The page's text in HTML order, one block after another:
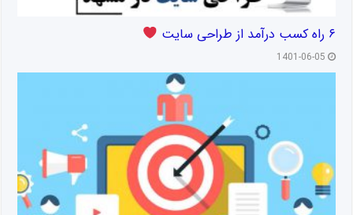
۶ راه کسب درآمد از طراحی سایت
1401-06-05